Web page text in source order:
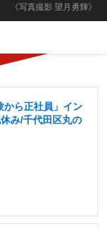
《写真撮影 望月勇輝》
ら正社員」イン
み/千代田区丸の